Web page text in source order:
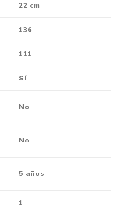
22 cm
136
111
Sí
No
No
5 años
1